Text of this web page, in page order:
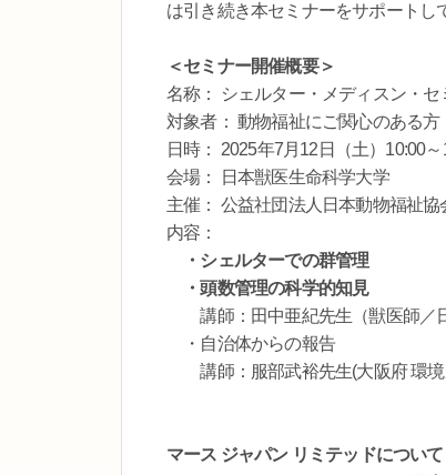
は引き続き本セミナーをサポートし
＜セミナー開催概要＞
名称： シェルター・メディスン・セ
対象者： 動物福祉にご関心のある方
日時： 2025年7月12日（土）10:00～
会場： 日本獣医生命科学大学
主催： 公益社団法人日本動物福祉協
内容：
・シェルターでの群管理
・頭数管理の科学的知見
講師：田中亜紀先生（獣医師／日
・自治体からの報告
講師：服部武裕先生(大阪府 環境
マース ジャパン リミテッドについて